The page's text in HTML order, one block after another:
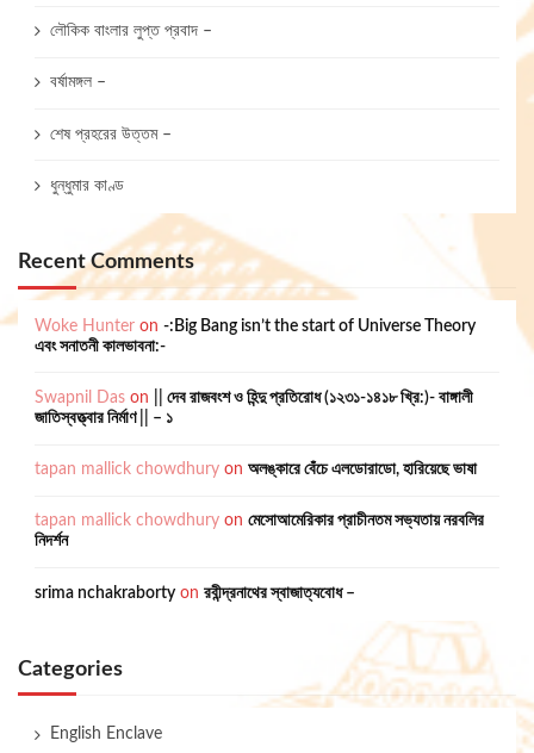
লৌকিক বাংলার লুপ্ত প্রবাদ –
বর্ষামঙ্গল –
শেষ প্রহরের উত্তম –
ধুন্ধুমার কাণ্ড
Recent Comments
Woke Hunter on -:Big Bang isn’t the start of Universe Theory
এবং সনাতনী কালভাবনা:-
Swapnil Das on
|| দেব রাজবংশ ও হিন্দু প্রতিরোধ (১২৩১-১৪১৮ খ্রি:)- বাঙ্গালী
জাতিস্বত্ত্বার নির্মাণ || – ১
tapan mallick chowdhury on অলঙ্কারে বেঁচে এলডোরাডো, হারিয়েছে ভাষা
tapan mallick chowdhury on মেসোআমেরিকার প্রাচীনতম সভ্যতায় নরবলির
নিদর্শন
srima nchakraborty on রবীন্দ্রনাথের স্বাজাত্যবোধ –
Categories
English Enclave